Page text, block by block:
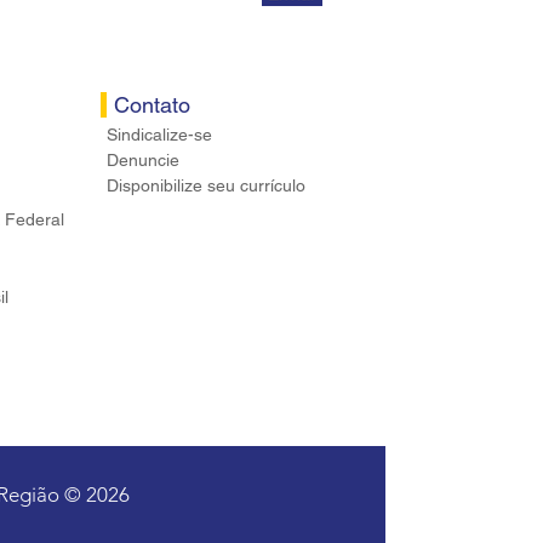
Federal
Contato
Sindicalize-se
Denuncie
Disponibilize seu currículo
© 2026